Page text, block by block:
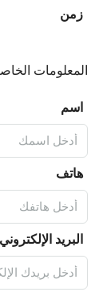
زمن
المعلومات الخاصة
اسم
هاتف
البريد الإلكتروني